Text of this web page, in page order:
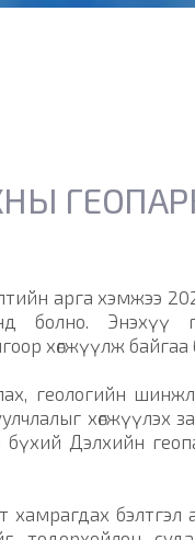
арга хэмжээ
болно. Энэхүү
хөгжүүлж байгаа
геологийн
хөгжүүлэх
Дэлхийн
хамрагдах